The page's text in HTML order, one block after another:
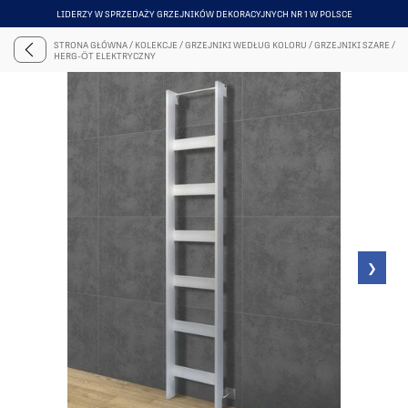
LIDERZY W SPRZEDAŻY GRZEJNIKÓW DEKORACYJNYCH NR 1 W POLSCE
ITEM
STRONA GŁÓWNA/ KOLEKCJE /GRZEJNIKI WEDŁUG KOLORU /GRZEJNIKI SZARE /
HERG-ÖT ELEKTRYCZNY
❯